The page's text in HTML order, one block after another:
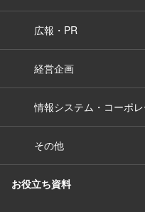
広報・PR
経営企画
情報システム・コーポ
その他
お役立ち資料